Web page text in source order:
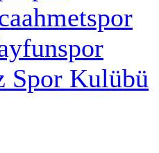
Spor Kulübü